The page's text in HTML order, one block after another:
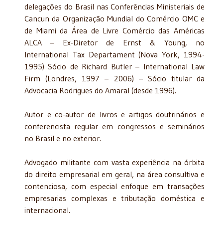
delegações do Brasil nas Conferências Ministeriais de
Cancun da Organização Mundial do Comércio OMC e
de Miami da Área de Livre Comércio das Américas
ALCA – Ex-Diretor de Ernst & Young, no
International Tax Departament (Nova York, 1994-
1995) Sócio de Richard Butler – International Law
Firm (Londres, 1997 – 2006) – Sócio titular da
Advocacia Rodrigues do Amaral (desde 1996).
Autor e co-autor de livros e artigos doutrinários e
conferencista regular em congressos e seminários
no Brasil e no exterior.
Advogado militante com vasta experiência na órbita
do direito empresarial em geral, na área consultiva e
contenciosa, com especial enfoque em transações
empresarias complexas e tributação doméstica e
internacional.